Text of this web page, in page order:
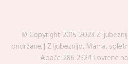
© Copyright 2015-2023 Z
pridržane. | Z ljubeznijo, Mama,
Apače 286 2324 Lovrenc